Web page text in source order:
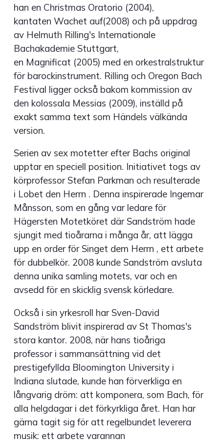
han en Christmas Oratorio (2004),
kantaten Wachet auf(2008) och på uppdrag
av Helmuth Rilling's Internationale
Bachakademie Stuttgart,
en Magnificat (2005) med en orkestralstruktur
för barockinstrument. Rilling och Oregon Bach
Festival ligger också bakom kommission av
den kolossala Messias (2009), inställd på
exakt samma text som Händels välkända
version.
Serien av sex motetter efter Bachs original
upptar en speciell position. Initiativet togs av
körprofessor Stefan Parkman och resulterade
i Lobet den Herrn . Denna inspirerade Ingemar
Månsson, som en gång var ledare för
Hägersten Motetköret där Sandström hade
sjungit med tioårarna i många år, att lägga
upp en order för Singet dem Herrn , ett arbete
för dubbelkör. 2008 kunde Sandström avsluta
denna unika samling motets, var och en
avsedd för en skicklig svensk körledare.
Också i sin yrkesroll har Sven-David
Sandström blivit inspirerad av St Thomas's
stora kantor. 2008, när hans tioåriga
professor i sammansättning vid det
prestigefyllda Bloomington University i
Indiana slutade, kunde han förverkliga en
långvarig dröm: att komponera, som Bach, för
alla helgdagar i det förkyrkliga året. Han har
gärna tagit sig för att regelbundet leverera
musik: ett arbete varannan